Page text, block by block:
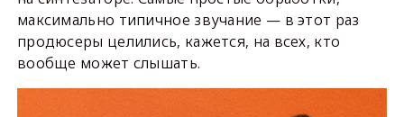
максимально типичное звучание — в этот раз
продюсеры целились, кажется, на всех, кто
вообще может слышать.